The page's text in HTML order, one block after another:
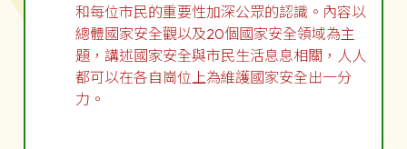
和每位市民的重要性加深公眾的認識。內容以
總體國家安全觀以及20個國家安全領域為主
題，講述國家安全與市民生活息息相關，人人
都可以在各自崗位上為維護國家安全出一分
力。